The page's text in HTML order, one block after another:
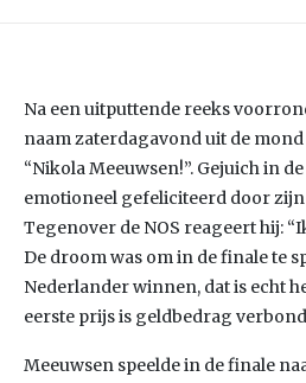
Na een uitputtende reeks
naam zaterdagavond uit de
“Nikola Meeuwsen!”. Gejuich in
emotioneel gefeliciteerd door
Tegenover de NOS reageert hij:
De droom was om in de finale te
Nederlander winnen, dat is echt
eerste prijs is geldbedrag
Meeuwsen speelde in de finale